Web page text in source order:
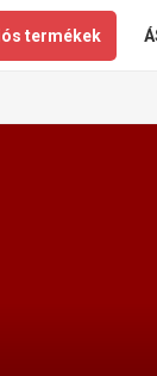
termékek